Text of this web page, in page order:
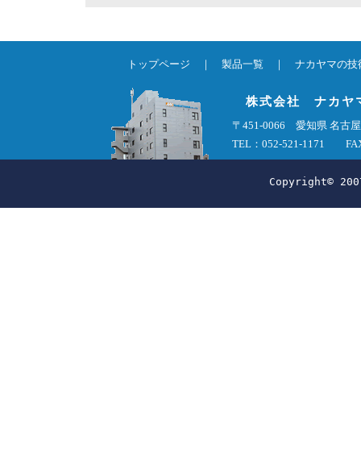
トップページ ｜製品一覧 ｜ナカヤマの技
株式会社 ナカヤ
〒451-0066 愛知県 名古
TEL：052-521-1171
Copyright©